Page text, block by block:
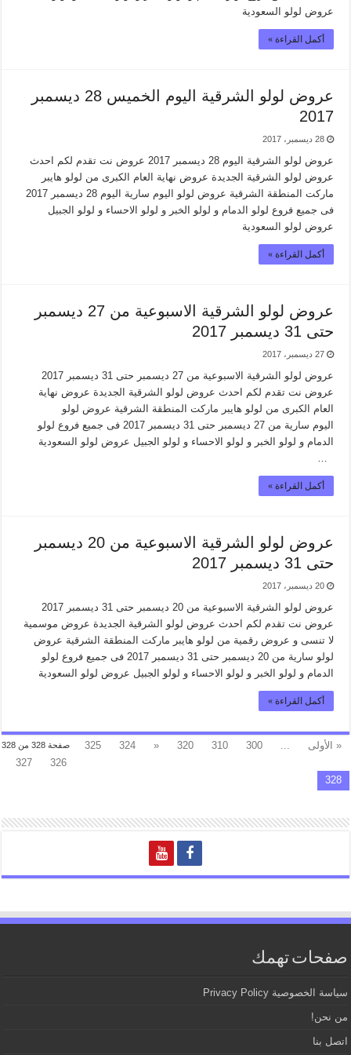
عروض لولو السعودية
أكمل القراءة »
عروض لولو الشرقية اليوم الخميس 28 ديسمبر
2017
28 ديسمبر، 2017
عروض لولو الشرقية اليوم 28 ديسمبر 2017 عروض نت تقدم لكم احدث
عروض لولو الشرقية الجديدة عروض نهاية العام الكبرى من لولو هايبر
ماركت المنطقة الشرقية عروض لولو اليوم سارية اليوم 28 ديسمبر 2017
فى جميع فروع لولو الدمام و لولو الخبر و لولو الاحساء و لولو الجبيل
عروض لولو السعودية
أكمل القراءة »
عروض لولو الشرقية الاسبوعية من 27 ديسمبر
حتى 31 ديسمبر 2017
27 ديسمبر، 2017
عروض لولو الشرقية الاسبوعية من 27 ديسمبر حتى 31 ديسمبر 2017
عروض نت تقدم لكم احدث عروض لولو الشرقية الجديدة عروض نهاية
العام الكبرى من لولو هايبر ماركت المنطقة الشرقية عروض لولو
اليوم سارية من 27 ديسمبر حتى 31 ديسمبر 2017 فى جميع فروع لولو
الدمام و لولو الخبر و لولو الاحساء و لولو الجبيل عروض لولو السعودية
…
أكمل القراءة »
عروض لولو الشرقية الاسبوعية من 20 ديسمبر
حتى 31 ديسمبر 2017
20 ديسمبر، 2017
عروض لولو الشرقية الاسبوعية من 20 ديسمبر حتى 31 ديسمبر 2017
عروض نت تقدم لكم احدث عروض لولو الشرقية الجديدة عروض موسمية
لا تنسى و عروض رقمية من لولو هايبر ماركت المنطقة الشرقية عروض
لولو سارية من 20 ديسمبر حتى 31 ديسمبر 2017 فى جميع فروع لولو
الدمام و لولو الخبر و لولو الاحساء و لولو الجبيل عروض لولو السعودية
أكمل القراءة »
صفحة 328 من 328 « الأولى ...
300
310
320
«
324
325
326
327
328
صفحات تهمك
سياسة الخصوصية Privacy Policy
من نحن!
اتصل بنا